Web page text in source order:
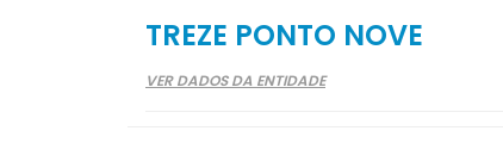
TREZE PONTO NOVE
VER DADOS DA ENTIDADE